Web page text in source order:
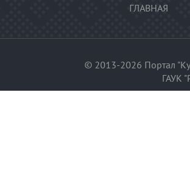
ГЛАВНАЯ
© 2013-2026 Портал
ГАУК